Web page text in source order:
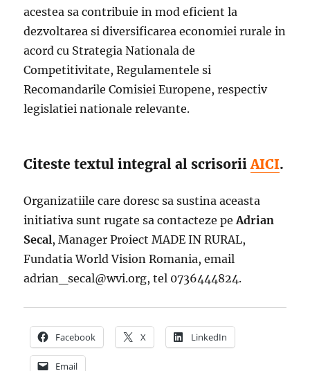
acestea sa contribuie in mod eficient la
dezvoltarea si diversificarea economiei rurale in
acord cu Strategia Nationala de
Competitivitate, Regulamentele si
Recomandarile Comisiei Europene, respectiv
legislatiei nationale relevante.
Citeste textul integral al scrisoriiAICI.
Organizatiile care doresc sa sustina aceasta
initiativa sunt rugate sa contacteze peAdrian
Secal, Manager Proiect MADE IN RURAL,
Fundatia World Vision Romania, email
adrian_secal@wvi.org, tel 0736444824.
Facebook X LinkedIn
Email